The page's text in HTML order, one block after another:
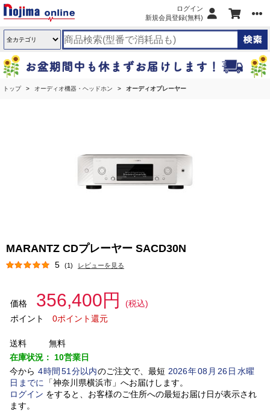
ログイン
新規会員登録(無料)
トップ オーディオ機器・ヘッドホン オーディオプレーヤー
MARANTZ CDプレーヤー SACD30N
5 (1) レビューを見る
価格 356,400円
(税込)
ポイント
0ポイント還元
送料
無料
在庫状況： 10営業日
今から 4時間 51 分以内のご注文で、最短 2026年08 月 26日水曜
日 までに 「神奈川県横浜市」 へお届けします。
ログイン をすると、お客様のご住所への最短お届け日が表示され
ます。